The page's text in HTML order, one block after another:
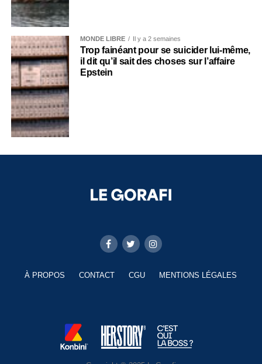
MONDE LIBRE Il y a 2 semaines
Trop fainéant pour se suicider lui-même,
il dit qu’il sait des choses sur l’affaire
Epstein
À PROPOS CONTACT CGU MENTIONS LÉGALES